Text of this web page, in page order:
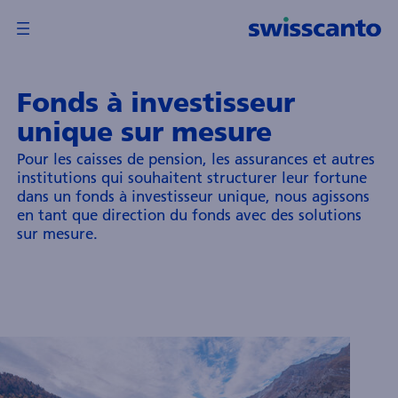
Fonds à investisseur
unique sur mesure
Pour les caisses de pension, les assurances et autres
institutions qui souhaitent structurer leur fortune
dans un fonds à investisseur unique, nous agissons
en tant que direction du fonds avec des solutions
sur mesure.